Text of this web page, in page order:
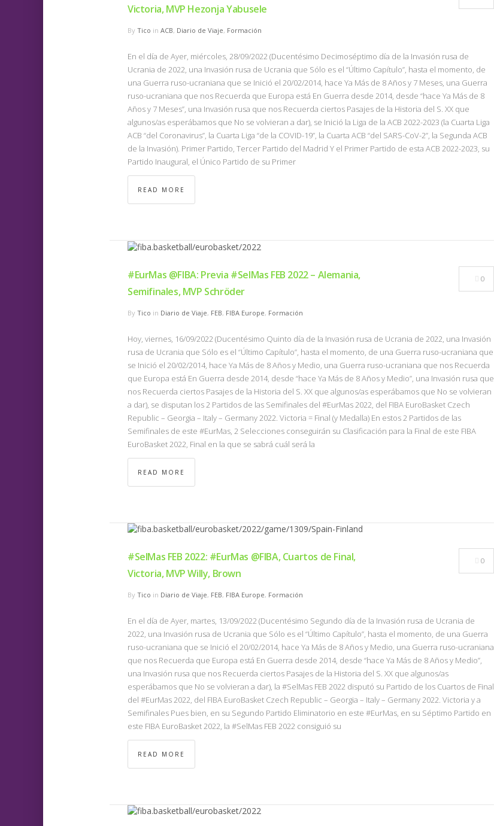
Victoria, MVP Hezonja Yabusele
By Tico in ACB, Diario de Viaje, Formación
En el día de Ayer, miércoles, 28/09/2022 (Ducentésimo Decimoséptimo día de la Invasión rusa de
Ucrania de 2022, una Invasión rusa de Ucrania que Sólo es el “Último Capítulo”, hasta el momento, de
una Guerra ruso-ucraniana que se Inició el 20/02/2014, hace Ya Más de 8 Años y 7 Meses, una Guerra
ruso-ucraniana que nos Recuerda que Europa está En Guerra desde 2014, desde “hace Ya Más de 8
Años y 7 Meses”, una Invasión rusa que nos Recuerda ciertos Pasajes de la Historia del S. XX que
algunos/as esperábamos que No se volvieran a dar), se Inició la Liga de la ACB 2022-2023 (la Cuarta Liga
ACB “del Coronavirus”, la Cuarta Liga “de la COVID-19”, la Cuarta ACB “del SARS-CoV-2”, la Segunda ACB
de la Invasión). Primer Partido, Tercer Partido del Madrid Y el Primer Partido de esta ACB 2022-2023, su
Partido Inaugural, el Único Partido de su Primer
READ MORE
#EurMas @FIBA: Previa #SelMas FEB 2022 – Alemania,
Semifinales, MVP Schröder
By Tico in Diario de Viaje, FEB, FIBA Europe, Formación
0
Hoy, viernes, 16/09/2022 (Ducentésimo Quinto día de la Invasión rusa de Ucrania de 2022, una Invasión
rusa de Ucrania que Sólo es el “Último Capítulo”, hasta el momento, de una Guerra ruso-ucraniana que
se Inició el 20/02/2014, hace Ya Más de 8 Años y Medio, una Guerra ruso-ucraniana que nos Recuerda
que Europa está En Guerra desde 2014, desde “hace Ya Más de 8 Años y Medio”, una Invasión rusa que
nos Recuerda ciertos Pasajes de la Historia del S. XX que algunos/as esperábamos que No se volvieran
a dar), se disputan los 2 Partidos de las Semifinales del #EurMas 2022, del FIBA EuroBasket Czech
Republic – Georgia – Italy – Germany 2022. Victoria = Final (y Medalla) En estos 2 Partidos de las
Semifinales de este #EurMas, 2 Selecciones conseguirán su Clasificación para la Final de este FIBA
EuroBasket 2022, Final en la que se sabrá cuál será la
READ MORE
#SelMas FEB 2022: #EurMas @FIBA, Cuartos de Final,
Victoria, MVP Willy, Brown
By Tico in Diario de Viaje, FEB, FIBA Europe, Formación
0
En el día de Ayer, martes, 13/09/2022 (Ducentésimo Segundo día de la Invasión rusa de Ucrania de
2022, una Invasión rusa de Ucrania que Sólo es el “Último Capítulo”, hasta el momento, de una Guerra
ruso-ucraniana que se Inició el 20/02/2014, hace Ya Más de 8 Años y Medio, una Guerra ruso-ucraniana
que nos Recuerda que Europa está En Guerra desde 2014, desde “hace Ya Más de 8 Años y Medio”,
una Invasión rusa que nos Recuerda ciertos Pasajes de la Historia del S. XX que algunos/as
esperábamos que No se volvieran a dar), la #SelMas FEB 2022 disputó su Partido de los Cuartos de Final
del #EurMas 2022, del FIBA EuroBasket Czech Republic – Georgia – Italy – Germany 2022. Victoria y a
Semifinales Pues bien, en su Segundo Partido Eliminatorio en este #EurMas, en su Séptimo Partido en
este FIBA EuroBasket 2022, la #SelMas FEB 2022 consiguió su
READ MORE